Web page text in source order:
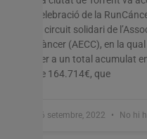
celebració de la
el circuit solidari de
Càncer (AECC), en la
per a un total acumulat
de 164.714€, que
26 setembre, 2022 No hi